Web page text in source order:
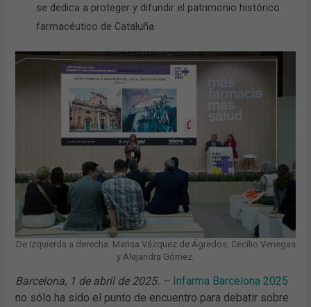
se dedica a proteger y difundir el patrimonio histórico
farmacéutico de Cataluña
De izquierda a derecha: Marisa Vázquez de Ágredos, Cecilio Venegas
y Alejandra Gómez.
Barcelona, 1 de abril de 2025. – Infarma Barcelona 2025
no sólo ha sido el punto de encuentro para debatir sobre